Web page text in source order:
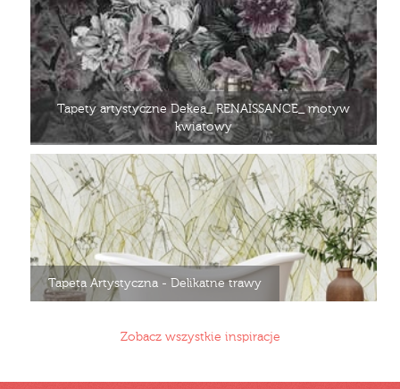
Tapety artystyczne Dekea_ RENAISSANCE_ motyw
kwiatowy
Tapeta Artystyczna - Delikatne trawy
Zobacz wszystkie inspiracje